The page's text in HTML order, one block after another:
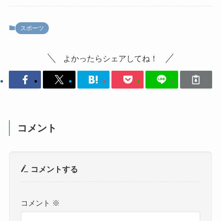
スポーツ
よかったらシェアしてね！
コメント
コメントする
コメント ※